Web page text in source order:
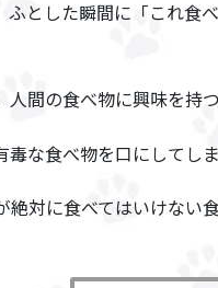
ふとした瞬間に「これ食
間の食べ物に興味を持
毒な食べ物を口にしてし
絶対に食べてはいけない